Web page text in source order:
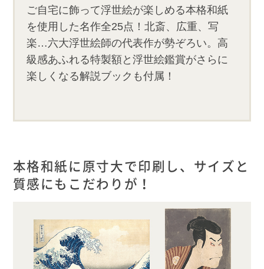
ご自宅に飾って浮世絵が楽しめる本格和紙
を使用した名作全25点！北斎、広重、写
楽…六大浮世絵師の代表作が勢ぞろい。高
級感あふれる特製額と浮世絵鑑賞がさらに
楽しくなる解説ブックも付属！
本格和紙に原寸大で印刷し、サイズと
質感にもこだわりが！